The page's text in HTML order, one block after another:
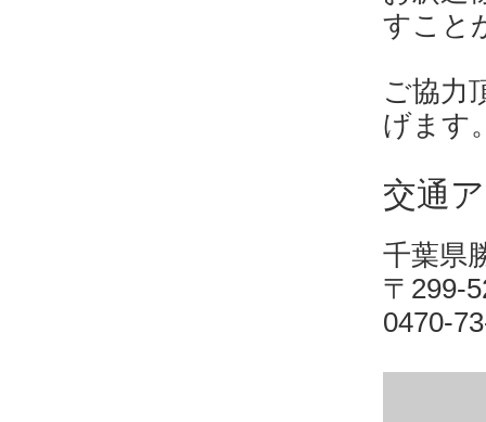
すこと
ご協力
げます
交通
千葉県
〒299-
0470-